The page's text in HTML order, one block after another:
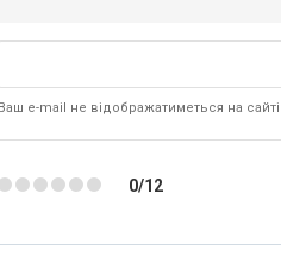
Ваш e-mail не відображатиметься на сайті
0/12